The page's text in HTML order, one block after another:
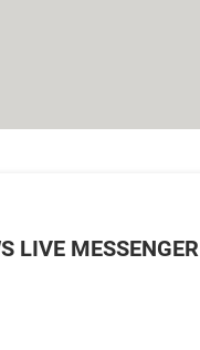
LIVE MESSENGER